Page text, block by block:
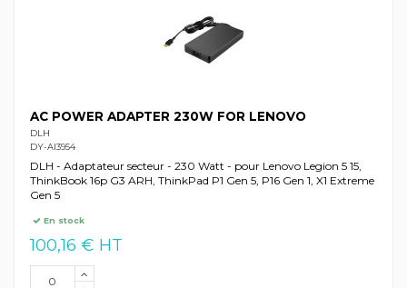
AC POWER ADAPTER 230W FOR LENOVO
DLH
DY-AI3954
DLH - Adaptateur secteur - 230 Watt - pour Lenovo Legion 5 15,
ThinkBook 16p G3 ARH, ThinkPad P1 Gen 5, P16 Gen 1, X1 Extreme
Gen 5
En stock
100,16 € HT